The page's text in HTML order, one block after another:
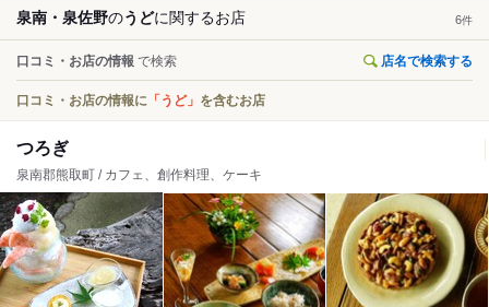
泉南・泉佐野のうどに関するお店 6件
口コミ・お店の情報 で検索 店名で検索する
口コミ・お店の情報に 「うど」 を含むお店
つろぎ
泉南郡熊取町 / カフェ、創作料理、ケーキ